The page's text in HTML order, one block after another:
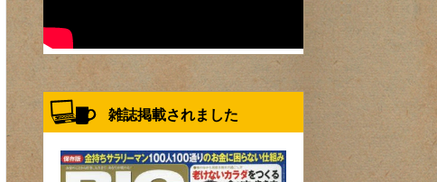
雑誌掲載されました